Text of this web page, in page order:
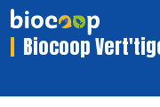
Biocoop